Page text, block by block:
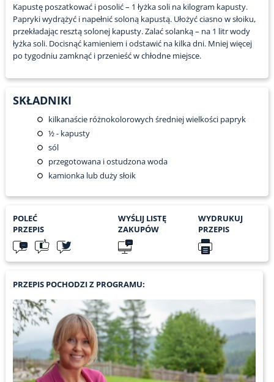
Kapustę poszatkować i posolić – 1 łyżka soli na kilogram kapusty.
Papryki wydrążyć i napełnić soloną kapustą. Ułożyć ciasno w słoiku,
przekładając resztą solonej kapusty. Zalać solanką – na 1 litr wody
łyżka soli. Docisnąć kamieniem i odstawić na kilka dni. Mniej więcej
po tygodniu zamknąć i przenieść w chłodne miejsce.
SKŁADNIKI
kilkanaście różnokolorowych średniej wielkości papryk
½- kapusty
sól
przegotowana i ostudzona woda
kamionka lub duży słoik
POLEĆ
PRZEPIS
WYŚLIJ LISTĘ
ZAKUPÓW
WYDRUKUJ
PRZEPIS
PRZEPIS POCHODZI Z PROGRAMU: